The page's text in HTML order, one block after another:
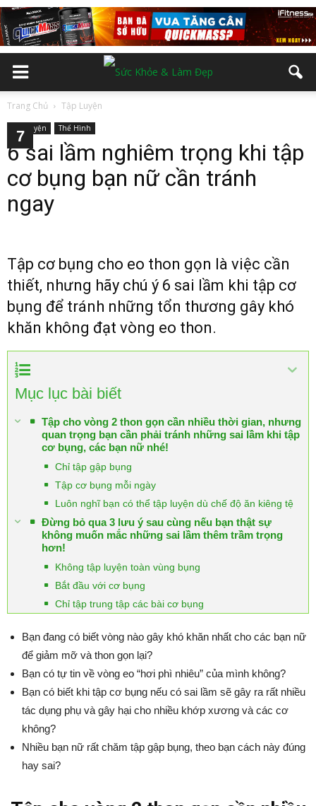
Trang Chủ Tập Luyện
Tập Luyện Thể Hình
6 sai lầm nghiêm trọng khi tập
cơ bụng bạn nữ cần tránh
ngay
Tập cơ bụng cho eo thon gọn là việc cần
thiết, nhưng hãy chú ý 6 sai lầm khi tập cơ
bụng để tránh những tổn thương gây khó
khăn không đạt vòng eo thon.
Mục lục bài biết
Tập cho vòng 2 thon gọn cần nhiều thời gian, nhưng
quan trọng bạn cần phải tránh những sai lầm khi tập
cơ bụng, các bạn nữ nhé!
Chỉ tập gập bụng
Tập cơ bụng mỗi ngày
Luôn nghĩ bạn có thể tập luyện dù chế độ ăn kiêng tệ
Đừng bỏ qua 3 lưu ý sau cùng nếu bạn thật sự
không muốn mắc những sai lầm thêm trầm trọng
hơn!
Không tập luyện toàn vùng bụng
Bắt đầu với cơ bụng
Chỉ tập trung tập các bài cơ bụng
Bạn đang có biết vòng nào gây khó khăn nhất cho các bạn nữ
để giảm mỡ và thon gọn lại?
Bạn có tự tin về vòng eo “hơi phì nhiêu” của mình không?
Bạn có biết khi tập cơ bụng nếu có sai lầm sẽ gây ra rất nhiều
tác dụng phụ và gây hại cho nhiều khớp xương và các cơ
không?
Nhiều bạn nữ rất chăm tập gập bụng, theo bạn cách này đúng
hay sai?
2
3
4
5
6
7